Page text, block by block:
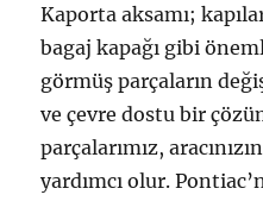
Kaporta aksamı;
bagaj kapağı gibi
görmüş parçaların
ve çevre dostu bir
parçalarımız,
yardımcı olur.